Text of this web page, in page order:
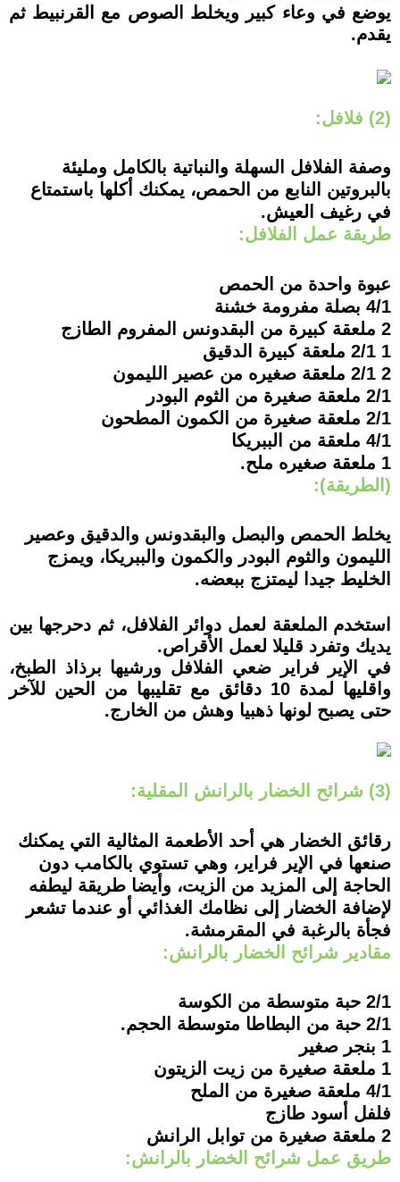
يوضع في وعاء كبير ويخلط الصوص مع القرنبيط ثم
يقدم.
(2) فلافل:
وصفة الفلافل السهلة والنباتية بالكامل ومليئة
بالبروتين النابع من الحمص، يمكنك أكلها باستمتاع
في رغيف العيش.
طريقة عمل الفلافل:
عبوة واحدة من الحمص
4/1 بصلة مفرومة خشنة
2 ملعقة كبيرة من البقدونس المفروم الطازج
1 2/1 ملعقة كبيرة الدقيق
2 2/1 ملعقة صغيره من عصير الليمون
2/1 ملعقة صغيرة من الثوم البودر
2/1 ملعقة صغيرة من الكمون المطحون
4/1 ملعقة من الببريكا
1 ملعقة صغيره ملح.
(الطريقة):
يخلط الحمص والبصل والبقدونس والدقيق وعصير
الليمون والثوم البودر والكمون والببريكا، ويمزج
الخليط جيدا ليمتزج ببعضه.
استخدم الملعقة لعمل دوائر الفلافل، ثم دحرجها بين
يديك وتفرد قليلا لعمل الأقراص.
في الإير فراير ضعي الفلافل ورشيها برذاذ الطبخ،
واقليها لمدة 10 دقائق مع تقليبها من الحين للآخر
حتى يصبح لونها ذهبيا وهش من الخارج.
(3) شرائح الخضار بالرانش المقلية:
رقائق الخضار هي أحد الأطعمة المثالية التي يمكنك
صنعها في الإير فراير، وهي تستوي بالكامب دون
الحاجة إلى المزيد من الزيت، وأيضا طريقة ليطفه
لإضافة الخضار إلى نظامك الغذائي أو عندما تشعر
فجأة بالرغبة في المقرمشة.
مقادير شرائح الخضار بالرانش:
2/1 حبة متوسطة من الكوسة
2/1 حبة من البطاطا متوسطة الحجم.
1 بنجر صغير
1 ملعقة صغيرة من زيت الزيتون
4/1 ملعقة صغيرة من الملح
فلفل أسود طازج
2 ملعقة صغيرة من توابل الرانش
طريق عمل شرائح الخضار بالرانش: